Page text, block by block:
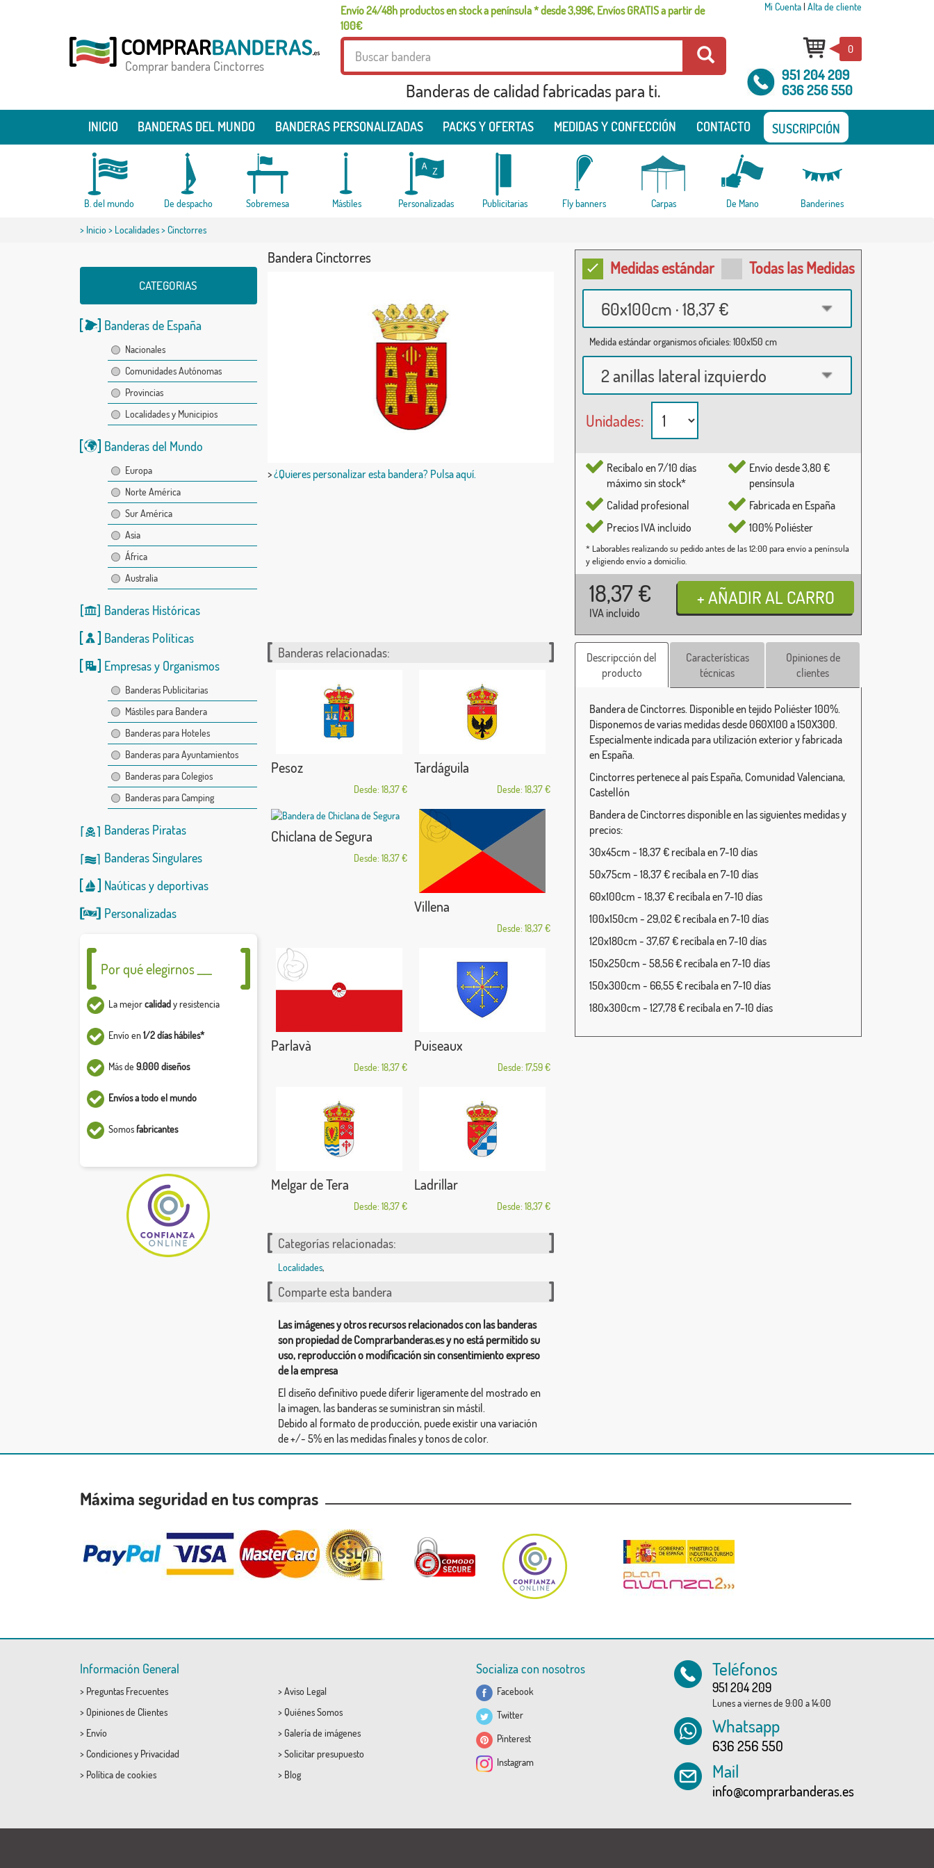
Envío 24/48h productos en stock a península * desde 3,99€, Envíos GRATIS a partir de
100€
Mi Cuenta| Alta de cliente
Comprar bandera Cinctorres
Banderas de calidad fabricadas para ti.
0
951 204 209
636 256 550
INICIO BANDERAS DEL MUNDO BANDERAS PERSONALIZADAS PACKS Y OFERTAS MEDIDAS Y CONFECCIÓN CONTACTO SUSCRIPCIÓN
B. del mundo De despacho Sobremesa Mástiles Personalizadas Publicitarias Fly banners Carpas De Mano Banderines
> Inicio> Localidades> Cinctorres
CATEGORIAS
Banderas de España
Nacionales
Comunidades Autónomas
Provincias
Localidades y Municipios
Banderas del Mundo
Europa
Norte América
Sur América
Asia
África
Australia
Banderas Históricas
Banderas Políticas
Empresas y Organismos
Banderas Publicitarias
Mástiles para Bandera
Banderas para Hoteles
Banderas para Ayuntamientos
Banderas para Colegios
Banderas para Camping
Banderas Piratas
Banderas Singulares
Naúticasydeportivas
Personalizadas
Por qué elegirnos ___
La mejorcalidady resistencia
Envío en1/2 días hábiles*
Más de 9.000 diseños
Envíos a todo el mundo
Somosfabricantes
Bandera Cinctorres
>¿Quieres personalizar esta bandera? Pulsa aquí.
Medidas estándar Todas las Medidas
60x100cm · 18,37 €
Medida estándar organismos oficiales: 100x150 cm
2 anillas lateral izquierdo
Unidades:
Recíbalo en 7/10 días
máximo sin stock*
Calidad profesional
Precios IVA incluido
Envío desde 3,80 €
pensínsula
Fabricada en España
100% Poliéster
* Laborables realizando su pedido antes de las 12:00 para envío a península
y eligiendo envío a domicilio.
18,37 €
IVA incluido
Banderas relacionadas:
Pesoz
Desde: 18,37 €
Tardáguila
Desde: 18,37 €
Chiclana de Segura
Desde: 18,37 €
Villena
Desde: 18,37 €
Parlavà
Desde: 18,37 €
Puiseaux
Desde: 17,59 €
Melgar de Tera
Desde: 18,37 €
Ladrillar
Desde: 18,37 €
Categorías relacionadas:
Localidades,
Comparte esta bandera
Las imágenes y otros recursos relacionados con las banderas
son propiedad de Comprarbanderas.es y no está permitido su
uso, reproducción o modificación sin consentimiento expreso
de la empresa
El diseño definitivo puede diferir ligeramente del mostrado en
la imagen, las banderas se suministran sin mástil.
Debido al formato de producción, puede existir una variación
de +/- 5% en las medidas finales y tonos de color.
Descripcción del
producto
Características
técnicas
Opiniones de
clientes
Bandera de Cinctorres. Disponible en tejido Poliéster 100%.
Disponemos de varias medidas desde 060X100 a 150X300.
Especialmente indicada para utilización exterior y fabricada
en España.
Cinctorres pertenece al país España, Comunidad Valenciana,
Castellón
Bandera de Cinctorres disponible en las siguientes medidas y
precios:
30x45cm - 18,37 € recíbala en 7-10 días
50x75cm - 18,37 € recíbala en 7-10 días
60x100cm - 18,37 € recíbala en 7-10 días
100x150cm - 29,02 € recíbala en 7-10 días
120x180cm - 37,67 € recíbala en 7-10 días
150x250cm - 58,56 € recíbala en 7-10 días
150x300cm - 66,55 € recíbala en 7-10 días
180x300cm - 127,78 € recíbala en 7-10 días
Máxima seguridad en tus compras
Información General
> Preguntas Frecuentes
> Opiniones de Clientes
> Envío
> Condicionesy Privacidad
> Política de cookies
> Aviso Legal
> Quiénes Somos
> Galería de imágenes
> Solicitar presupuesto
> Blog
Socializa con nosotros
Facebook
Twitter
Pinterest
Instagram
Teléfonos
951 204 209
Lunes a viernes de 9:00 a 14:00
Whatsapp
636 256 550
Mail
info@comprarbanderas.es